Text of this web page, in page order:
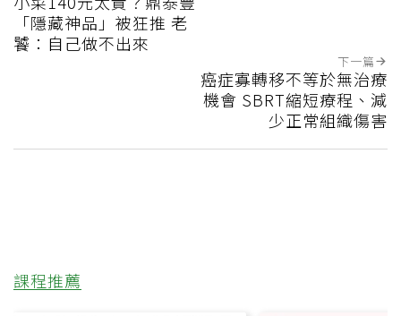
「隱藏神品」被狂推 老
饕：自己做不出來
下一篇
癌症寡轉移不等於無治療
機會 SBRT縮短療程、減
少正常組織傷害
課程推薦